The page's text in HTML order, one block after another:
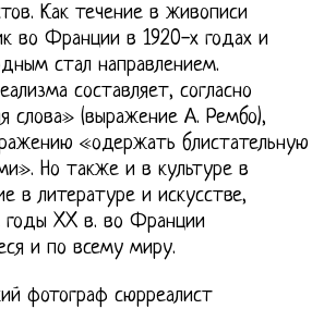
Как течение в живописи
во Франции в 1920-х годах и
стал направлением.
составляет, согласно
слова» (выражение А. Рембо),
«одержать блистательную
Но также и в культуре в
в литературе и искусстве,
XX в. во Франции
и по всему миру.
фотограф сюрреалист